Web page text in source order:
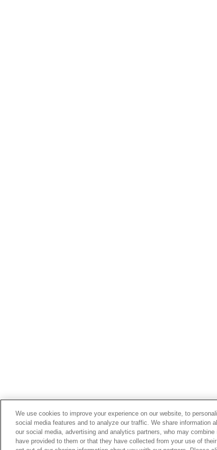
We use cookies to improve your experience on our website, to
social media features and to analyze our traffic. We share information
our social media, advertising and analytics partners, who may
have provided to them or that they have collected from your use of